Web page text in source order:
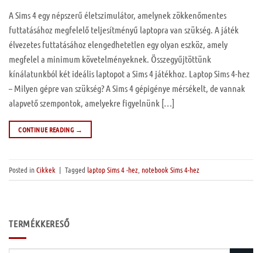
A Sims 4 egy népszerű életszimulátor, amelynek zökkenőmentes
futtatásához megfelelő teljesítményű laptopra van szükség. A játék
élvezetes futtatásához elengedhetetlen egy olyan eszköz, amely
megfelel a minimum követelményeknek. Összegyűjtöttünk
kínálatunkból két ideális laptopot a Sims 4 játékhoz. Laptop Sims 4-hez
– Milyen gépre van szükség? A Sims 4 gépigénye mérsékelt, de vannak
alapvető szempontok, amelyekre figyelnünk […]
CONTINUE READING →
Posted inCikkek | Tagged laptop Sims 4 -hez notebook Sims 4-hez
TERMÉKKERESŐ